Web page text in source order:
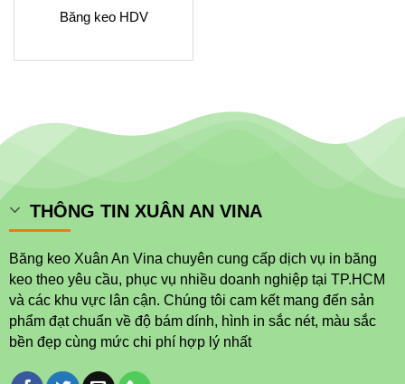
Băng keo HDV
THÔNG TIN XUÂN AN VINA
Băng keo Xuân An Vina chuyên cung cấp dịch vụ in băng
keo theo yêu cầu, phục vụ nhiều doanh nghiệp tại TP.HCM
và các khu vực lân cận. Chúng tôi cam kết mang đến sản
phẩm đạt chuẩn về độ bám dính, hình in sắc nét, màu sắc
bền đẹp cùng mức chi phí hợp lý nhất